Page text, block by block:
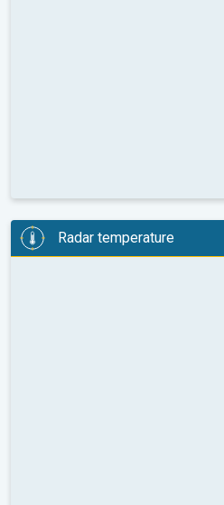
Radar temperature